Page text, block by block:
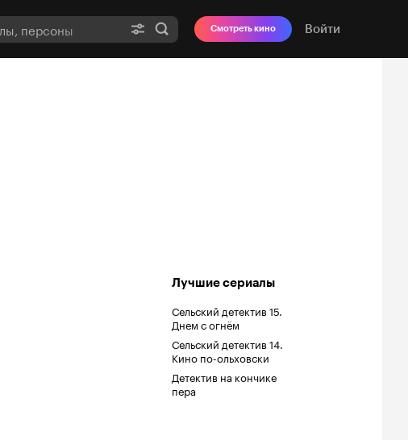
Смотреть кино Войти
Лучшие сериалы
Сельский детектив 15.
Днем с огнём
Сельский детектив 14.
Кино по-ольховски
Детектив на кончике
пера